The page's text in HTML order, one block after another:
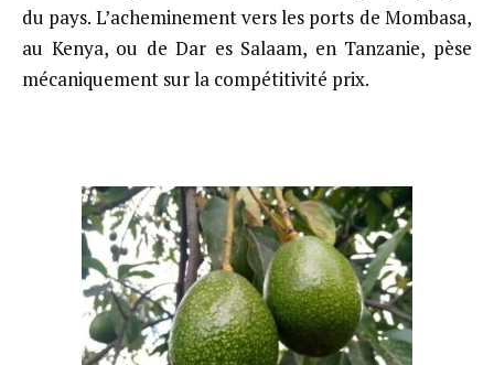
du pays. L’acheminement vers les ports de Mombasa,
au Kenya, ou de Dar es Salaam, en Tanzanie, pèse
mécaniquement sur la compétitivité prix.